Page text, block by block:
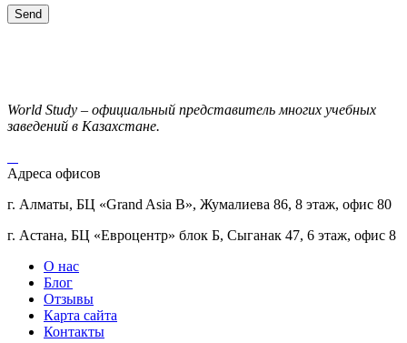
World Study – официальный представитель многих учебных
заведений в Казахстане.
Адреса офисов
г. Алматы, БЦ «Grand Asia B», Жумалиева 86, 8 этаж, офис 80
г. Астана, БЦ «Евроцентр» блок Б, Сыганак 47, 6 этаж, офис 8
О нас
Блог
Отзывы
Карта сайта
Контакты